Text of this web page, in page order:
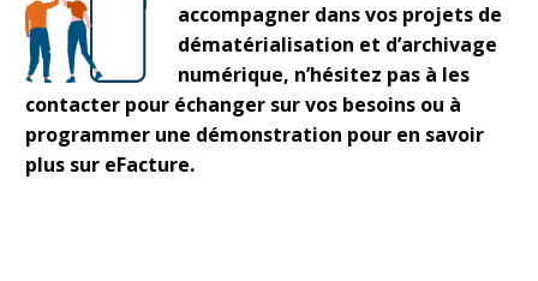
accompagner dans vos projets de
dématérialisation et d’archivage
numérique, n’hésitez pas à les
contacter pour échanger sur vos besoins ou à
programmer une démonstration pour en savoir
plus sur eFacture.